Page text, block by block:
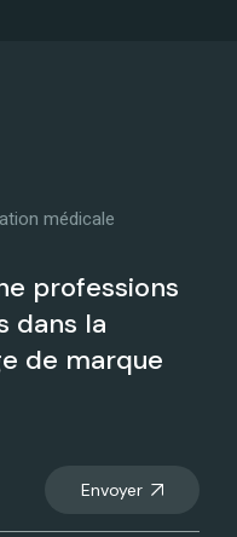
médicale
professions
dans la
de marque
Envoyer